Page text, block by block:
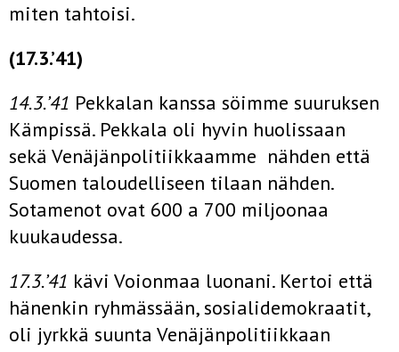
miten tahtoisi.
(17.3.’41)
14.3.’41 Pekkalan kanssa söimme suuruksen
Kämpissä. Pek­kala oli hyvin huolissaan
sekä Venäjänpolitiikkaamme nähden että
Suomen taloudelliseen tilaan nähden.
Sotamenot ovat 600 a 700 miljoonaa
kuukaudessa.
17.3.’41 kävi Voionmaa luonani. Kertoi että
hänenkin ryhmäs­sään, sosialidemokraatit,
oli jyrkkä suunta Venäjänpolitiikkaan